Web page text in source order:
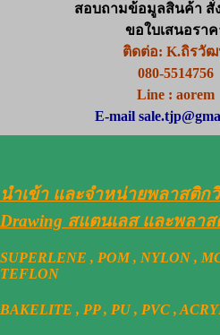
สอบถามข้อมูลสินค้า สั่
ขอใบเสนอราค
ติดต่อ: K.ถิรวั
080-5514756
Line : aorem
E-mail
นำเข้า และจำหน่ายพลาสติก
Drawing สแตนเลส และพลา
SUPERLENE , POM , NYLON ,
TEFLON
BAKELITE , PP , PU , PVC ,